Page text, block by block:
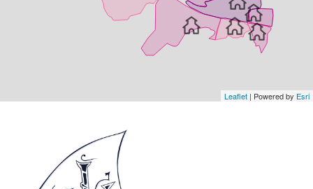
Leaflet | Powered by Esri